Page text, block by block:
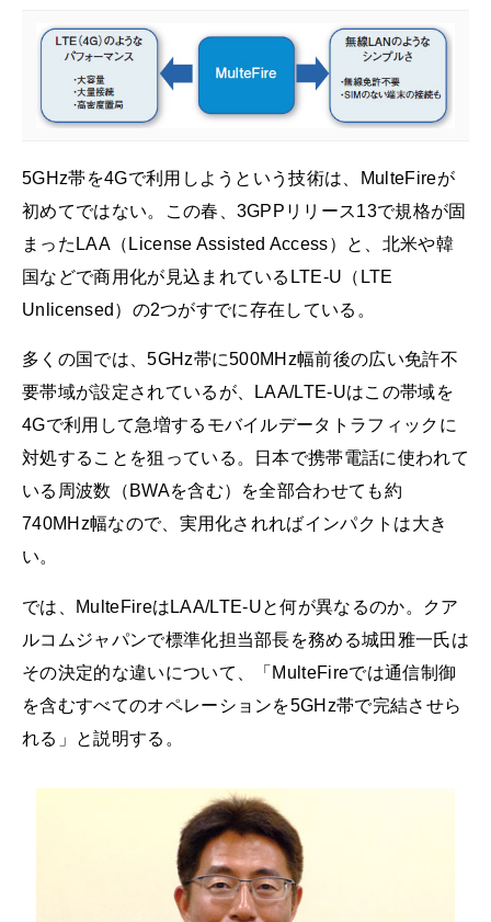
5GHz帯を4Gで利用しようという技術は、MulteFireが
初めてではない。この春、3GPPリリース13で規格が固
まったLAA（License Assisted Access）と、北米や韓
国などで商用化が見込まれているLTE-U（LTE
Unlicensed）の2つがすでに存在している。
多くの国では、5GHz帯に500MHz幅前後の広い免許不
要帯域が設定されているが、LAA/LTE-Uはこの帯域を
4Gで利用して急増するモバイルデータトラフィックに
対処することを狙っている。日本で携帯電話に使われて
いる周波数（BWAを含む）を全部合わせても約
740MHz幅なので、実用化されればインパクトは大き
い。
では、MulteFireはLAA/LTE-Uと何が異なるのか。クア
ルコムジャパンで標準化担当部長を務める城田雅一氏は
その決定的な違いについて、「MulteFireでは通信制御
を含むすべてのオペレーションを5GHz帯で完結させら
れる」と説明する。